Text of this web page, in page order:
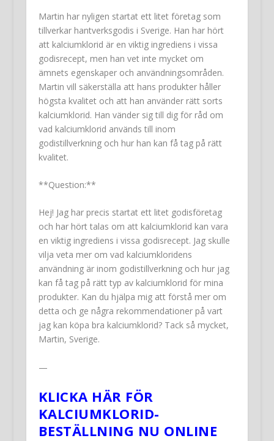
Martin har nyligen startat ett litet företag som
tillverkar hantverksgodis i Sverige. Han har hört
att kalciumklorid är en viktig ingrediens i vissa
godisrecept, men han vet inte mycket om
ämnets egenskaper och användningsområden.
Martin vill säkerställa att hans produkter håller
högsta kvalitet och att han använder rätt sorts
kalciumklorid. Han vänder sig till dig för råd om
vad kalciumklorid används till inom
godistillverkning och hur han kan få tag på rätt
kvalitet.
**Question:**
Hej! Jag har precis startat ett litet godisföretag
och har hört talas om att kalciumklorid kan vara
en viktig ingrediens i vissa godisrecept. Jag skulle
vilja veta mer om vad kalciumkloridens
användning är inom godistillverkning och hur jag
kan få tag på rätt typ av kalciumklorid för mina
produkter. Kan du hjälpa mig att förstå mer om
detta och ge några rekommendationer på vart
jag kan köpa bra kalciumklorid? Tack så mycket,
Martin, Sverige.
—
KLICKA HÄR FÖR
KALCIUMKLORID-
BESTÄLLNING NU ONLINE